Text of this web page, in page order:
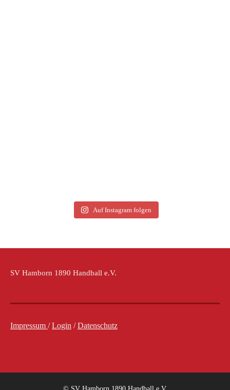
Auf Instagram folgen
SV Hamborn 1890 Handball e.V.
Impressum /Login /Datenschutz